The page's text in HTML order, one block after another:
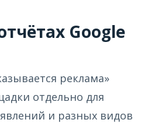
Google
реклама»
отдельно для
и разных видов